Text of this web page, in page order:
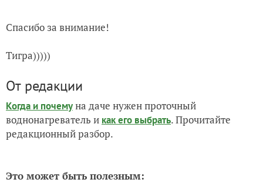
Спасибо за внимание!
Тигра)))))
От редакции
Когда и почемуна даче нужен проточный
воднонагреватель и как его выбрать. Прочитайте
редакционный разбор.
Это может быть полезным: